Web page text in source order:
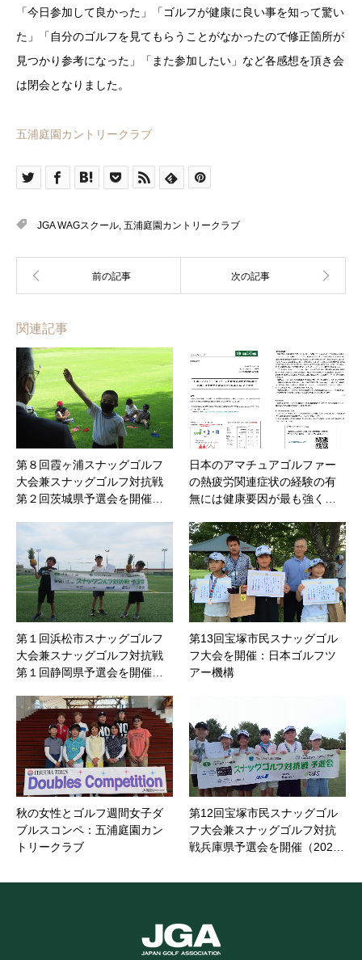
「今日参加して良かった」「ゴルフが健康に良い事を知って驚い
た」「自分のゴルフを見てもらうことがなかったので修正箇所が
見つかり参考になった」「また参加したい」など各感想を頂き会
は閉会となりました。
五浦庭園カントリークラブ
JGA WAGスクール, 五浦庭園カントリークラブ
関連記事
第８回霞ヶ浦スナッグゴルフ
大会兼スナッグゴルフ対抗戦
第２回茨城県予選会を開催…
日本のアマチュアゴルファー
の熱疲労関連症状の経験の有
無には健康要因が最も強く…
第１回浜松市スナッグゴルフ
大会兼スナッグゴルフ対抗戦
第１回静岡県予選会を開催…
第13回宝塚市民スナッグゴル
フ大会を開催：日本ゴルフツ
アー機構
秋の女性とゴルフ週間女子ダ
ブルスコンペ：五浦庭園カン
トリークラブ
第12回宝塚市民スナッグゴル
フ大会兼スナッグゴルフ対抗
戦兵庫県予選会を開催（202…